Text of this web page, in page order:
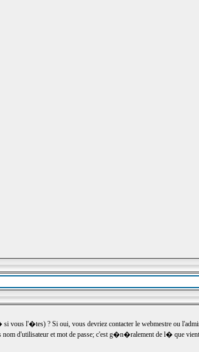
l'�tes) ? Si oui, vous devriez contacter le webmestre ou
d'utilisateur et mot de passe; c'est g�n�ralement de l� que